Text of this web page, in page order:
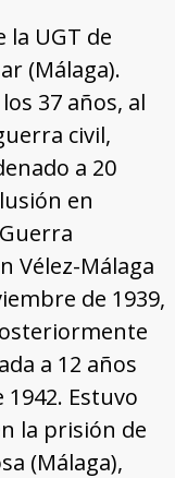
la UGT de
(Málaga).
37 años, al
civil,
a 20
en
Vélez-Málaga
de 1939,
a 12 años
Estuvo
la prisión de
(Málaga),